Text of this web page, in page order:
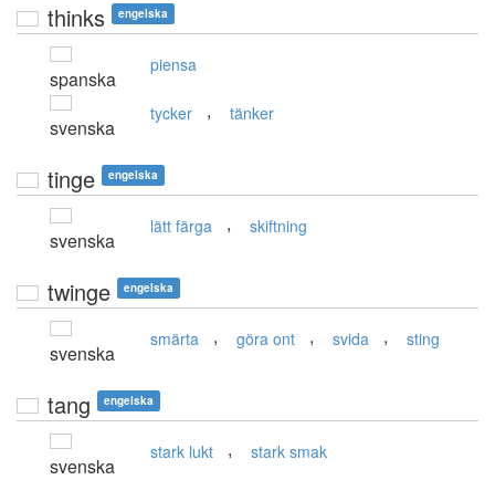
thinks engelska
spanska
piensa
svenska
tycker , tänker
tinge engelska
svenska
lätt färga , skiftning
twinge engelska
svenska
smärta , göra ont , svida , sting
tang engelska
svenska
stark lukt , stark smak